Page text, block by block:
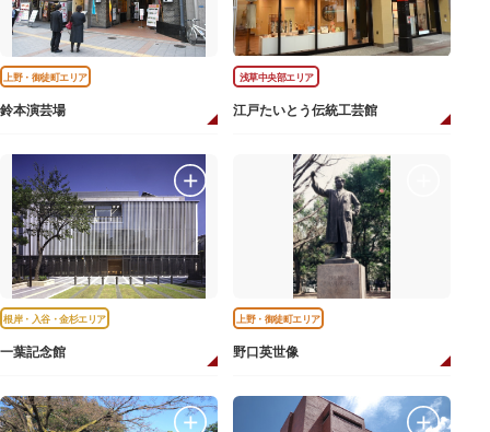
上野・御徒町エリア
鈴本演芸場
浅草中央部エリア
江戸たいとう伝統工芸館
根岸・入谷・金杉エリア
一葉記念館
上野・御徒町エリア
野口英世像